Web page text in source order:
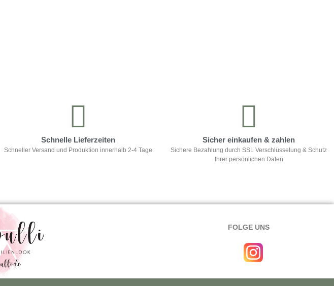
Schnelle Lieferzeiten
Schneller Versand und Produktion innerhalb 2-4 Tage
Sicher einkaufen & zahlen
Sichere Bezahlung durch SSL Verschlüsselung & Schutz
Ihrer persönlichen Daten
FOLGE UNS